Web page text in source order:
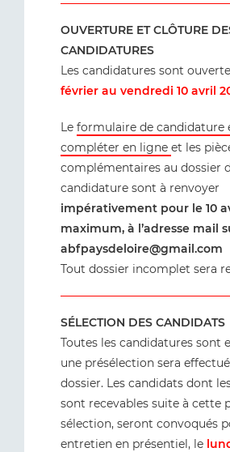
OUVERTURE ET CLÔTURE
CANDIDATURES
Les candidatures sont
février au vendredi 10 avril
Le formulaire de candidature
compléter en ligne et les
complémentaires au dossier
candidature sont à renvoyer
impérativement pour le 10
maximum, à l’adresse mail
abfpaysdeloire@gmail.com
Tout dossier incomplet sera
SÉLECTION DES CANDIDATS
Toutes les candidatures sont
une présélection sera
dossier. Les candidats dont
sont recevables suite à cette
sélection, seront convoqués
entretien en présentiel, le